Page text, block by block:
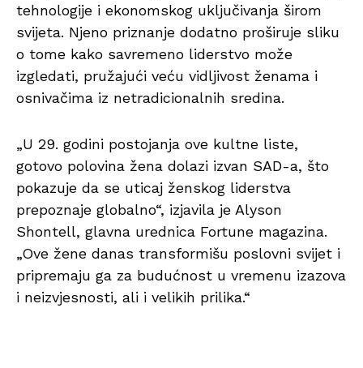
tehnologije i ekonomskog uključivanja širom
svijeta. Njeno priznanje dodatno proširuje sliku
o tome kako savremeno liderstvo može
izgledati, pružajući veću vidljivost ženama i
osnivačima iz netradicionalnih sredina.
„U 29. godini postojanja ove kultne liste,
gotovo polovina žena dolazi izvan SAD-a, što
pokazuje da se uticaj ženskog liderstva
prepoznaje globalno“, izjavila je Alyson
Shontell, glavna urednica Fortune magazina.
„Ove žene danas transformišu poslovni svijet i
pripremaju ga za budućnost u vremenu izazova
i neizvjesnosti, ali i velikih prilika.“